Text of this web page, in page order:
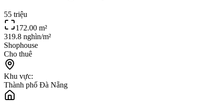
55 triệu
172.00 m²
319.8 nghìn/m²
Shophouse
Cho thuê
Khu vực:
Thành phố Đà Nẵng